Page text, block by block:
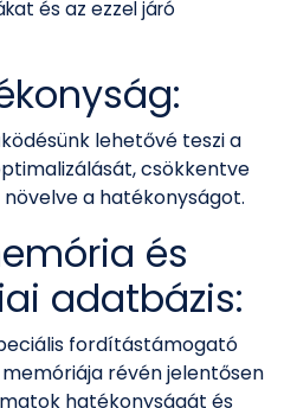
és az ezzel járó
lehetővé teszi a
csökkentve
a hatékonyságot.
és
adatbázis:
fordítástámogató
révén jelentősen
hatékonyságát és